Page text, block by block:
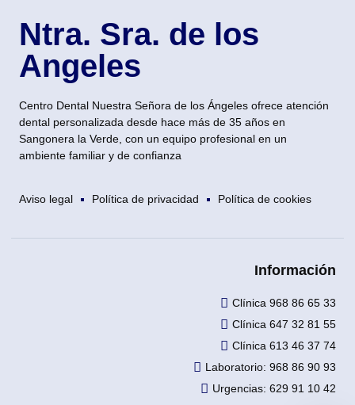
Ntra. Sra. de los
Angeles
Centro Dental Nuestra Señora de los Ángeles ofrece atención
dental personalizada desde hace más de 35 años en
Sangonera la Verde, con un equipo profesional en un
ambiente familiar y de confianza
Aviso legal Política de privacidad Política de cookies
Información
Clínica 968 86 65 33
Clínica 647 32 81 55
Clínica 613 46 37 74
Laboratorio: 968 86 90 93
Urgencias: 629 91 10 42